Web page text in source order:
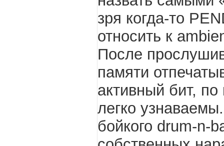
зря когда-то
относить к
После
памяти
активный бит,
легко
бойкого drum-n-